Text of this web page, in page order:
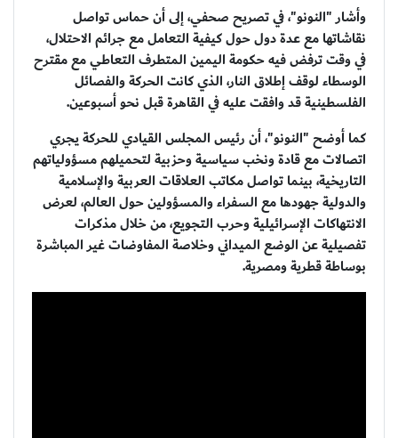
وأشار "النونو"، في تصريح صحفي، إلى أن حماس تواصل
نقاشاتها مع عدة دول حول كيفية التعامل مع جرائم الاحتلال،
في وقت ترفض فيه حكومة اليمين المتطرف التعاطي مع مقترح
الوسطاء لوقف إطلاق النار، الذي كانت الحركة والفصائل
الفلسطينية قد وافقت عليه في القاهرة قبل نحو أسبوعين.
كما أوضح "النونو"، أن رئيس المجلس القيادي للحركة يجري
اتصالات مع قادة ونخب سياسية وحزبية لتحميلهم مسؤولياتهم
التاريخية، بينما تواصل مكاتب العلاقات العربية والإسلامية
والدولية جهودها مع السفراء والمسؤولين حول العالم، لعرض
الانتهاكات الإسرائيلية وحرب التجويع، من خلال مذكرات
تفصيلية عن الوضع الميداني وخلاصة المفاوضات غير المباشرة
بوساطة قطرية ومصرية.